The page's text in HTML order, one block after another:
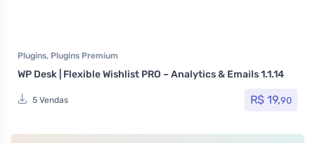
Plugins, Plugins Premium
WP Desk | Flexible Wishlist PRO – Analytics & Emails 1.1.14
5 Vendas R$ 19,90